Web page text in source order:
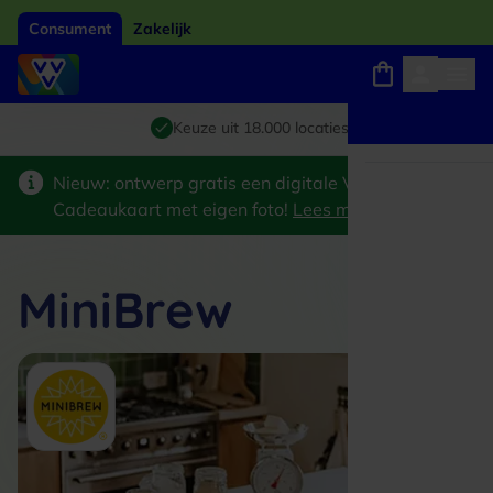
Consument Zakelijk
Giftcard van het jaar 2026
Keuze uit 18.000 locaties
Winkels, webshops en uitjes
Nieuw: ontwerp gratis een digitale VVV
Cadeaukaart met eigen foto! Lees meer
MiniBrew